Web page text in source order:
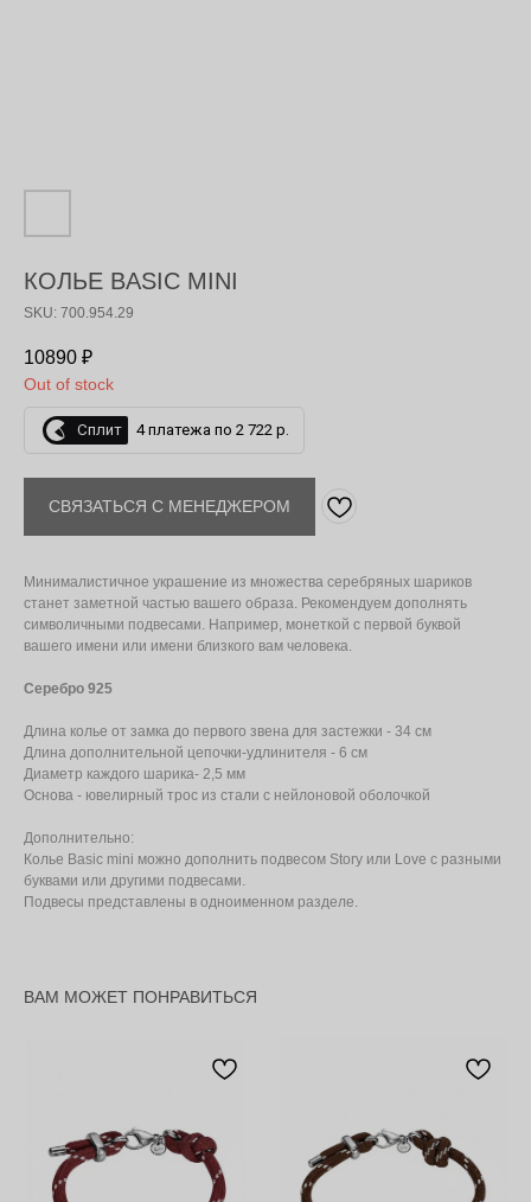
КОЛЬЕ BASIC MINI
SKU: 700.954.29
10890 ₽
Out of stock
Сплит 4 платежа по 2 722 р.
СВЯЗАТЬСЯ С МЕНЕДЖЕРОМ
Минималистичное украшение из множества серебряных шариков
станет заметной частью вашего образа. Рекомендуем дополнять
символичными подвесами. Например, монеткой с первой буквой
вашего имени или имени близкого вам человека.
Серебро 925
Длина колье от замка до первого звена для застежки - 34 см
Длина дополнительной цепочки-удлинителя - 6 см
Диаметр каждого шарика- 2,5 мм
Основа - ювелирный трос из стали с нейлоновой оболочкой
Дополнительно:
Колье Basic mini можно дополнить подвесом Story или Love с разными
буквами или другими подвесами.
Подвесы представлены в одноименном разделе.
ВАМ МОЖЕТ ПОНРАВИТЬСЯ